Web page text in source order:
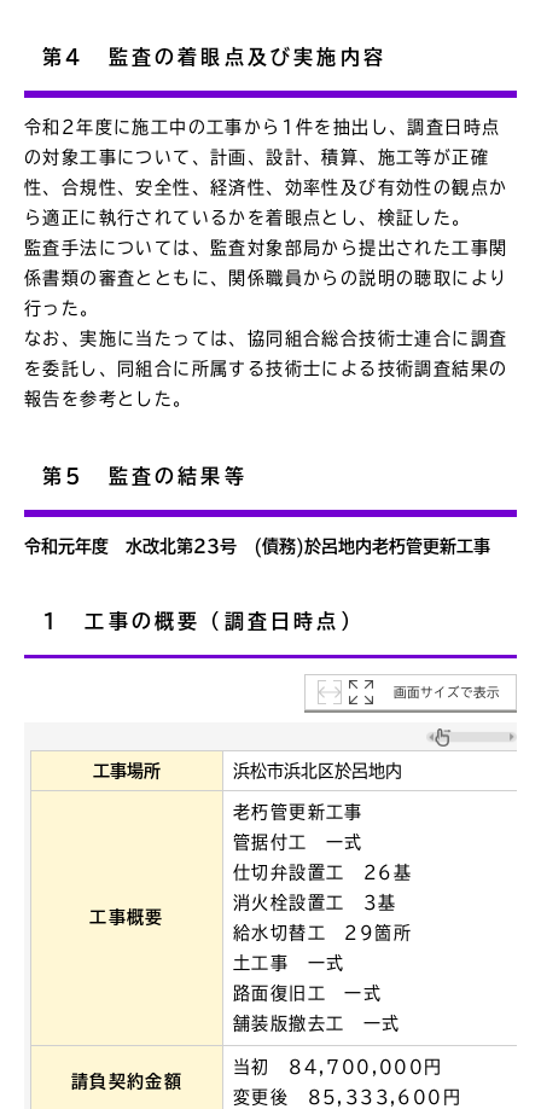
第4 監査の着眼点及び実施内容
令和2年度に施工中の工事から1件を抽出し、調査日時点
の対象工事について、計画、設計、積算、施工等が正確
性、合規性、安全性、経済性、効率性及び有効性の観点か
ら適正に執行されているかを着眼点とし、検証した。
監査手法については、監査対象部局から提出された工事関
係書類の審査とともに、関係職員からの説明の聴取により
行った。
なお、実施に当たっては、協同組合総合技術士連合に調査
を委託し、同組合に所属する技術士による技術調査結果の
報告を参考とした。
第5 監査の結果等
令和元年度 水改北第23号 (債務)於呂地内老朽管更新工事
1 工事の概要（調査日時点）
画面サイズで表示
工事場所 浜松市浜北区於呂地内
工事概要
老朽管更新工事
管据付工 一式
仕切弁設置工 26基
消火栓設置工 3基
給水切替工 29箇所
土工事 一式
路面復旧工 一式
舗装版撤去工 一式
請負契約金額
当初 84,700,000円
変更後 85,333,600円